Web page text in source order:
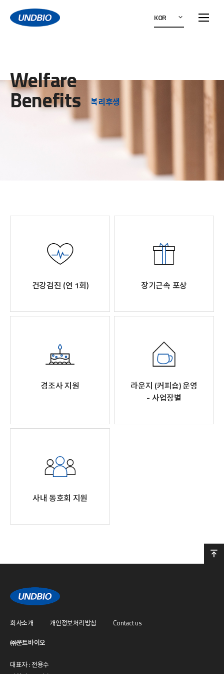
KOR
Welfare
Benefits 복리후생
건강검진 (연 1회) 장기근속 포상
경조사 지원
라운지 (커피숍) 운영
- 사업장별
사내 동호회 지원
회사소개 개인정보처리방침
Contact us
㈜운트바이오
대표자 : 전용수